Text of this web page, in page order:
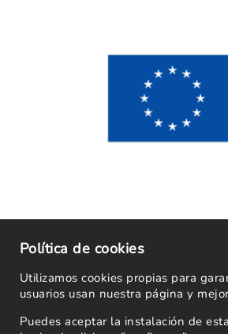
Política de cookies
Utilizamos cookies propias para
usuarios usan nuestra página y
Puedes aceptar la instalación de